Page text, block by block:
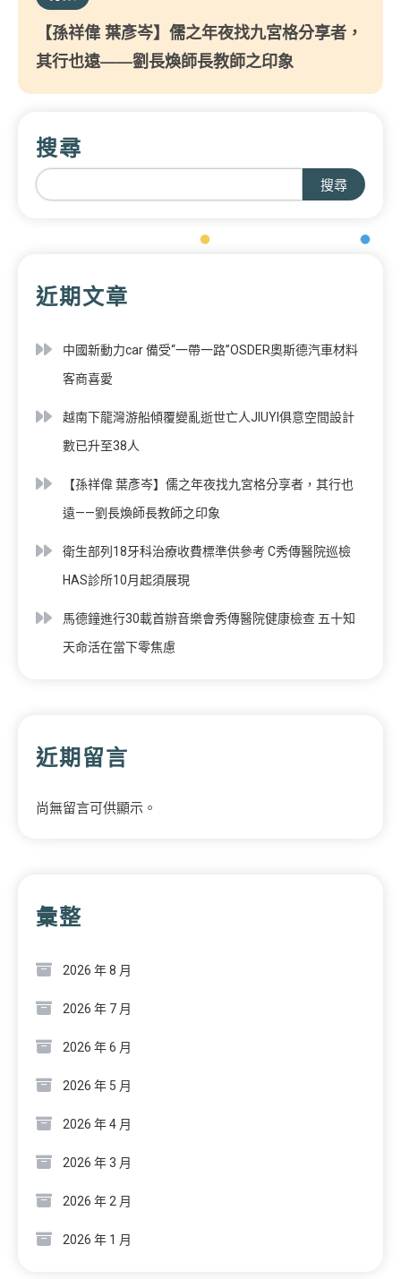
【孫祥偉 葉彥岑】儒之年夜找九宮格分享者，
其行也遠——劉長煥師長教師之印象
搜尋
搜尋
近期文章
中國新動力car 備受“一帶一路”OSDER奧斯德汽車材料
客商喜愛
越南下龍灣游船傾覆變亂逝世亡人JIUYI俱意空間設計
數已升至38人
【孫祥偉 葉彥岑】儒之年夜找九宮格分享者，其行也
遠——劉長煥師長教師之印象
衛生部列18牙科治療收費標準供參考 C秀傳醫院巡檢
HAS診所10月起須展現
馬德鐘進行30載首辦音樂會秀傳醫院健康檢查 五十知
天命活在當下零焦慮
近期留言
尚無留言可供顯示。
彙整
2026 年 8 月
2026 年 7 月
2026 年 6 月
2026 年 5 月
2026 年 4 月
2026 年 3 月
2026 年 2 月
2026 年 1 月